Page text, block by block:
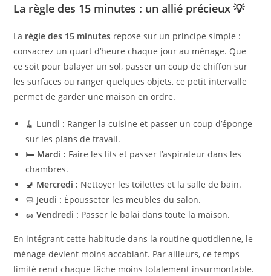
La règle des 15 minutes : un allié précieux 💡
La règle des 15 minutes repose sur un principe simple :
consacrez un quart d’heure chaque jour au ménage. Que
ce soit pour balayer un sol, passer un coup de chiffon sur
les surfaces ou ranger quelques objets, ce petit intervalle
permet de garder une maison en ordre.
🧹 Lundi : Ranger la cuisine et passer un coup d’éponge
sur les plans de travail.
🛏️ Mardi : Faire les lits et passer l’aspirateur dans les
chambres.
🚽 Mercredi : Nettoyer les toilettes et la salle de bain.
🧼 Jeudi : Épousseter les meubles du salon.
🧽Vendredi : Passer le balai dans toute la maison.
En intégrant cette habitude dans la routine quotidienne, le
ménage devient moins accablant. Par ailleurs, ce temps
limité rend chaque tâche moins totalement insurmontable.